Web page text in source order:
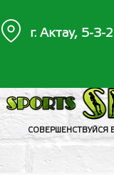
СОВЕРШЕНСТВУЙСЯ
г. Актау, 5-3-2